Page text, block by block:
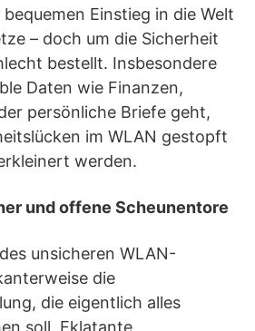
Einstieg in die Welt
– doch um die Sicherheit
bestellt. Insbesondere
Daten wie Finanzen,
persönliche Briefe geht,
im WLAN gestopft
werden.
und offene Scheunentore
unsicheren WLAN-
die
die eigentlich alles
soll. Eklatante